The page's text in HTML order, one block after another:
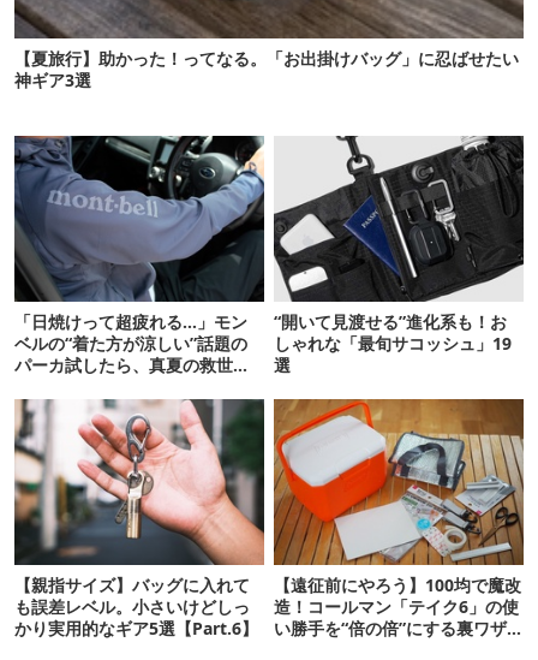
【夏旅行】助かった！ってなる。「お出掛けバッグ」に忍ばせたい
神ギア3選
「日焼けって超疲れる…」モン
ベルの“着た方が涼しい”話題の
パーカ試したら、真夏の救世主
“開いて見渡せる”進化系も！お
しゃれな「最旬サコッシュ」19
選
【親指サイズ】バッグに入れて
も誤差レベル。小さいけどしっ
かり実用的なギア5選【Part.6】
【遠征前にやろう】100均で魔改
造！コールマン「テイク6」の使
い勝手を“倍の倍”にする裏ワザ6